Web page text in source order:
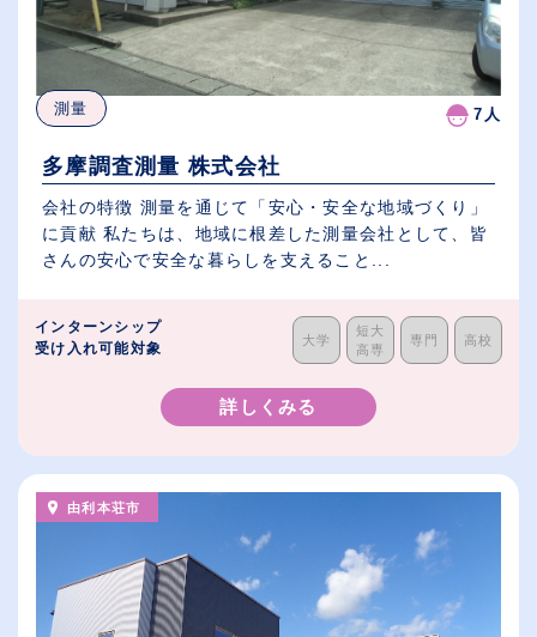
測量 7人
多摩調査測量 株式会社
会社の特徴 測量を通じて「安心・安全な地域づくり」
に貢献 私たちは、地域に根差した測量会社として、皆
さんの安心で安全な暮らしを支えること...
インターンシップ
受け入れ可能対象
大学
短大
高専
専門 高校
詳しくみる
由利本荘市